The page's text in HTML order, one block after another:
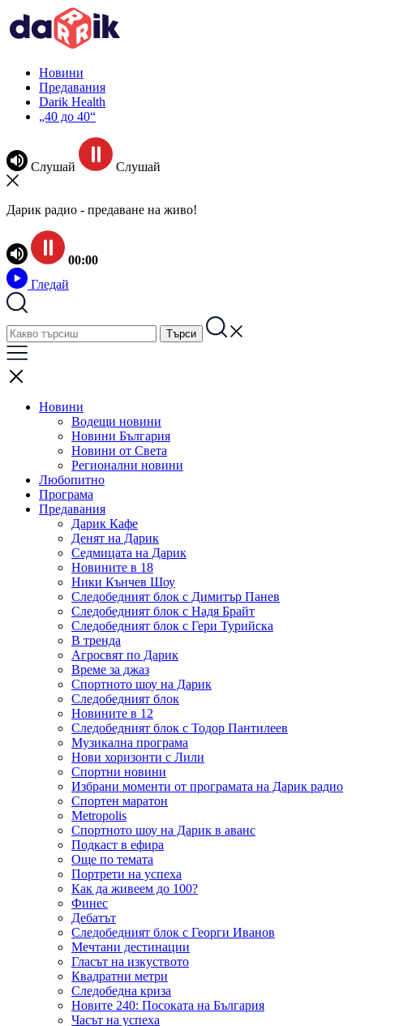
Новини
Предавания
Darik Health
„40 до 40“
Слушай Слушай
Дарик радио - предаване на живо!
00:00
Гледай
Новини
Водещи новини
Новини България
Новини от Света
Регионални новини
Любопитно
Програма
Предавания
Дарик Кафе
Денят на Дарик
Седмицата на Дарик
Новините в 18
Ники Кънчев Шоу
Следобедният блок с Димитър Панев
Следобедният блок с Надя Брайт
Следобедният блок с Гери Турийска
В тренда
Агросвят по Дарик
Време за джаз
Спортното шоу на Дарик
Следобедният блок
Новините в 12
Следобедният блок с Тодор Пантилеев
Музикална програма
Нови хоризонти с Лили
Спортни новини
Избрани моменти от програмата на Дарик радио
Спортен маратон
Metropolis
Спортното шоу на Дарик в аванс
Подкаст в ефира
Още по темата
Портрети на успеха
Как да живеем до 100?
Финес
Дебатът
Следобедният блок с Георги Иванов
Мечтани дестинации
Гласът на изкуството
Квадратни метри
Следобедна криза
Новите 240: Посоката на България
Часът на успеха